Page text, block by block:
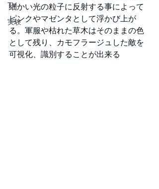
TV
実験
細かい光の粒子に反射する事によって
ピンクやマゼンタとして浮かび上が
る。軍服や枯れた草木はそのままの色
として残り、カモフラージュした敵を
可視化、識別することが出来る